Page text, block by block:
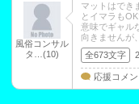
風俗コンサル
タ…(10)
マットはでき
とイマラも
意味でギャル
向きませんが
全673文字
応援コメ